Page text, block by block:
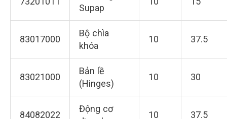
Supap
83017000
Bộ chìa
khóa
10 37.5
83021000
Bản lề
(Hinges)
10 30
84082022
Động cơ
10 37.5